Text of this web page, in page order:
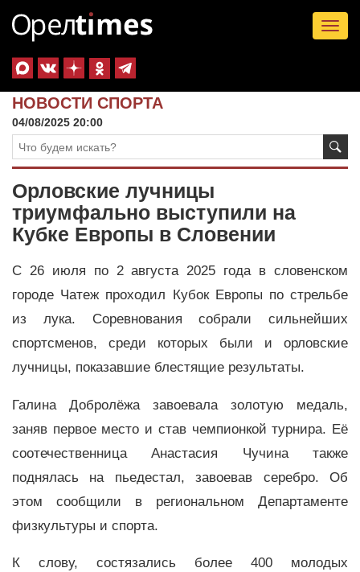
НОВОСТИ СПОРТА
04/08/2025 20:00
Орловские лучницы
триумфально выступили на
Кубке Европы в Словении
С 26 июля по 2 августа 2025 года в словенском
городе Чатеж проходил Кубок Европы по стрельбе
из лука. Соревнования собрали сильнейших
спортсменов, среди которых были и орловские
лучницы, показавшие блестящие результаты.
Галина Добролёжа завоевала золотую медаль,
заняв первое место и став чемпионкой турнира. Её
соотечественница Анастасия Чучина также
поднялась на пьедестал, завоевав серебро. Об
этом сообщили в региональном Департаменте
физкультуры и спорта.
К слову, состязались более 400 молодых